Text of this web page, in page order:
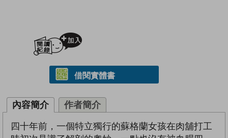
借閱實體書
內容簡介 作者簡介
四十年前，一個特立獨行的蘇格蘭女孩在肉舖打工